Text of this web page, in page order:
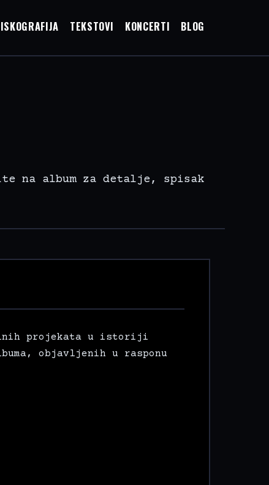
TEKSTOVI KONCERTI BLOG
na album za detalje, spisak
projekata u istoriji
objavljenih u rasponu